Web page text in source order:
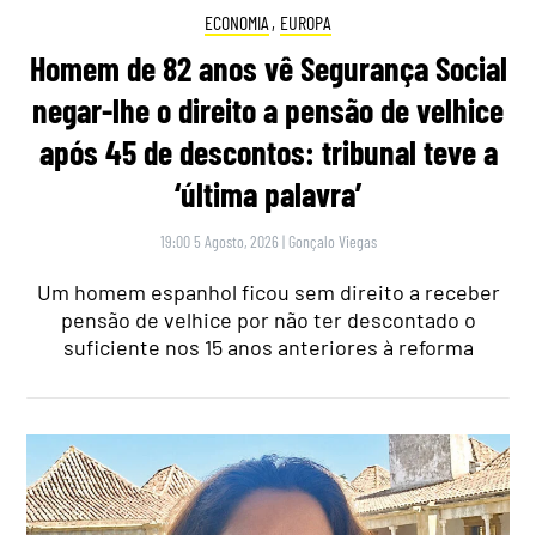
ECONOMIA , EUROPA
Homem de 82 anos vê Segurança Social
negar-lhe o direito a pensão de velhice
após 45 de descontos: tribunal teve a
‘última palavra’
19:00 5 Agosto, 2026 | Gonçalo Viegas
Um homem espanhol ficou sem direito a receber
pensão de velhice por não ter descontado o
suficiente nos 15 anos anteriores à reforma